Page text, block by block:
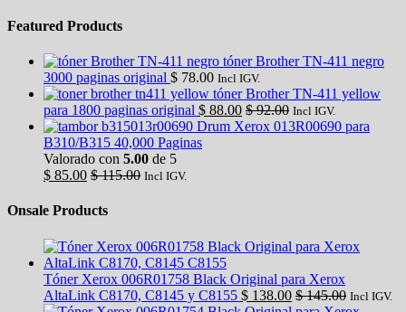
Featured Products
tóner Brother TN-411 negro
3000 paginas original $ 78.00 Incl IGV.
tóner Brother TN-411 yellow
para 1800 paginas original $ 88.00 $92.00 Incl IGV.
Drum Xerox 013R00690 para
B310/B315 40,000 Paginas
Valorado con 5.00 de 5
$ 85.00 $115.00 Incl IGV.
Onsale Products
Tóner Xerox 006R01758 Black Original para Xerox
AltaLink C8170, C8145 y C8155 $ 138.00 $145.00 Incl IGV.